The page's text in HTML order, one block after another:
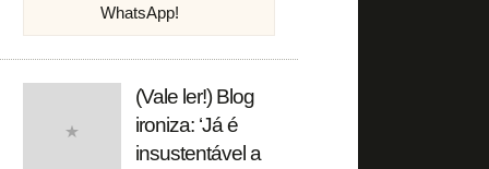
WhatsApp!
(Vale ler!) Blog
ironiza: ‘Já é
insustentável a